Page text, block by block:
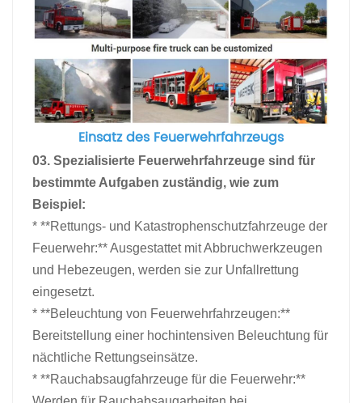
Einsatz des Feuerwehrfahrzeugs
03. Spezialisierte Feuerwehrfahrzeuge sind für
bestimmte Aufgaben zuständig, wie zum
Beispiel:
* **Rettungs- und Katastrophenschutzfahrzeuge der
Feuerwehr:** Ausgestattet mit Abbruchwerkzeugen
und Hebezeugen, werden sie zur Unfallrettung
eingesetzt.
* **Beleuchtung von Feuerwehrfahrzeugen:**
Bereitstellung einer hochintensiven Beleuchtung für
nächtliche Rettungseinsätze.
* **Rauchabsaugfahrzeuge für die Feuerwehr:**